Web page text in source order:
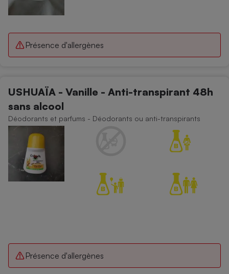
Présence d'allergènes
USHUAÏA - Vanille - Anti-transpirant 48h
sans alcool
Déodorants et parfums - Déodorants ou anti-transpirants
Présence d'allergènes